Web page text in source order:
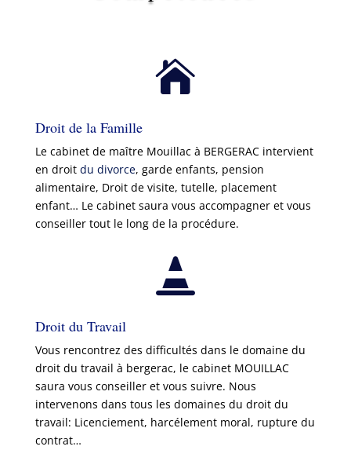

Droit de la Famille
Le cabinet de maître Mouillac à BERGERAC intervient
en droit du divorce, garde enfants, pension
alimentaire, Droit de visite, tutelle, placement
enfant… Le cabinet saura vous accompagner et vous
conseiller tout le long de la procédure.

Droit du Travail
Vous rencontrez des difficultés dans le domaine du
droit du travail à bergerac, le cabinet MOUILLAC
saura vous conseiller et vous suivre. Nous
intervenons dans tous les domaines du droit du
travail: Licenciement, harcélement moral, rupture du
contrat…